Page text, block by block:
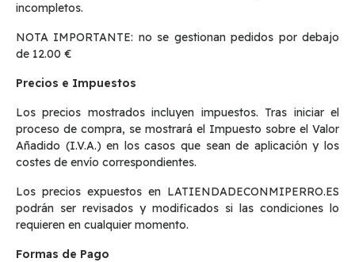
incompletos.
NOTA IMPORTANTE: no se gestionan pedidos por debajo
de 12.00 €
Precios e Impuestos
Los precios mostrados incluyen impuestos. Tras iniciar el
proceso de compra, se mostrará el Impuesto sobre el Valor
Añadido (I.V.A.) en los casos que sean de aplicación y los
costes de envío correspondientes.
Los precios expuestos en LATIENDADECONMIPERRO.ES
podrán ser revisados y modificados si las condiciones lo
requieren en cualquier momento.
Formas de Pago